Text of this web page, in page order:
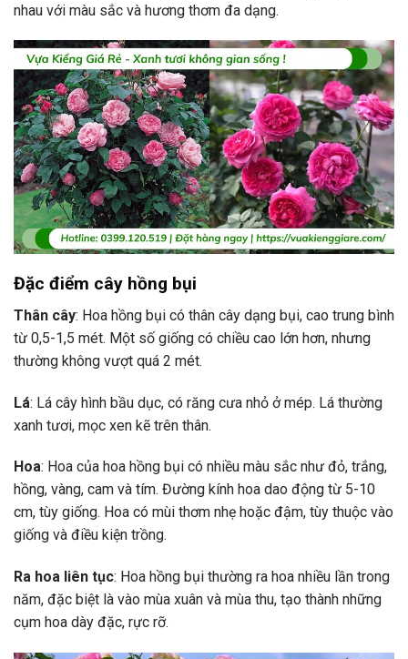
nhau với màu sắc và hương thơm đa dạng.
Đặc điểm cây hồng bụi
Thân cây: Hoa hồng bụi có thân cây dạng bụi, cao trung bình
từ 0,5-1,5 mét. Một số giống có chiều cao lớn hơn, nhưng
thường không vượt quá 2 mét.
Lá: Lá cây hình bầu dục, có răng cưa nhỏ ở mép. Lá thường
xanh tươi, mọc xen kẽ trên thân.
Hoa: Hoa của hoa hồng bụi có nhiều màu sắc như đỏ, trắng,
hồng, vàng, cam và tím. Đường kính hoa dao động từ 5-10
cm, tùy giống. Hoa có mùi thơm nhẹ hoặc đậm, tùy thuộc vào
giống và điều kiện trồng.
Ra hoa liên tục: Hoa hồng bụi thường ra hoa nhiều lần trong
năm, đặc biệt là vào mùa xuân và mùa thu, tạo thành những
cụm hoa dày đặc, rực rỡ.